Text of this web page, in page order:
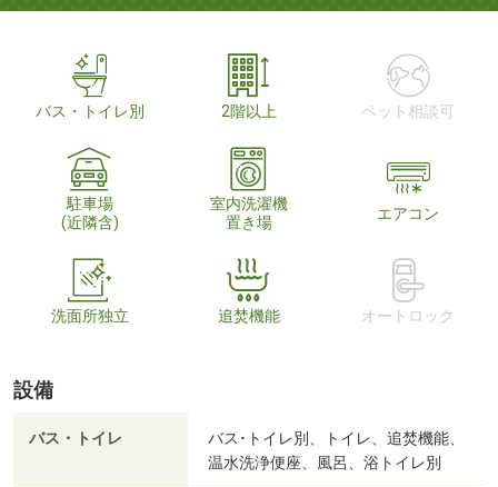
バス・トイレ別 2階以上 ペット相談可
駐車場
(近隣含)
室内洗濯機
置き場
エアコン
洗面所独立 追焚機能 オートロック
設備
バス・トイレ
バス･トイレ別、トイレ、追焚機能、
温水洗浄便座、風呂、浴トイレ別